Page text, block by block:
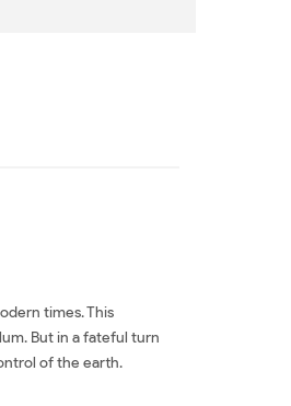
times. This
But in a fateful turn
of the earth.